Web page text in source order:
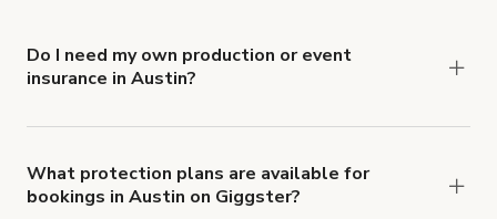
Do I need my own production or event
insurance in Austin?
insurance with liability coverage of no less than
$1,000,000.
What protection plans are available for
bookings in Austin on Giggster?